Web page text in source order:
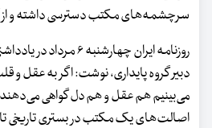
سرچشمه‌های مکتب دسترسی داشته و از
روزنامه ایران چهارشنبه
دبیر گروه پایداری، نوشت: اگر به عقل و
می‌بینیم هم عقل و هم دل گواهی می‌دهند
اصالت‌های یک مکتب در بستری تاریخی